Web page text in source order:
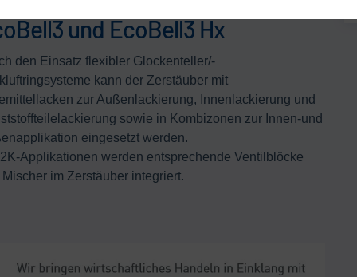
und EcoBell3 Hx
den Einsatz flexibler Glockenteller/-
kann der Zerstäuber mit
zur Außenlackierung, Innenlackierung und
sowie in Kombizonen zur Innen-und
eingesetzt werden.
Applikationen werden entsprechende Ventilblöcke
Mischer im Zerstäuber integriert.